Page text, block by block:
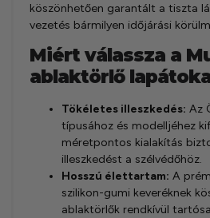
köszönhetően garantált a tiszta
vezetés bármilyen időjárási
Miért válassza a
ablaktörlő
Tökéletes illeszkedés: Az
típusához és modelljéhez
méretpontos kialakítás
illeszkedést a szélvédőhöz.
Hosszú élettartam: A
szilikon-gumi keveréknek
ablaktörlők rendkívül